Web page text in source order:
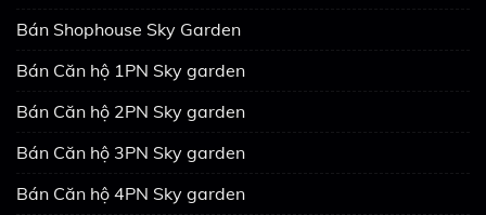
Bán Shophouse Sky Garden
Bán Căn hộ 1PN Sky garden
Bán Căn hộ 2PN Sky garden
Bán Căn hộ 3PN Sky garden
Bán Căn hộ 4PN Sky garden